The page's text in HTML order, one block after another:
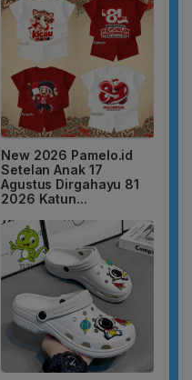
New 2026 Pamelo.id
Setelan Anak 17
Agustus Dirgahayu 81
2026 Katun...